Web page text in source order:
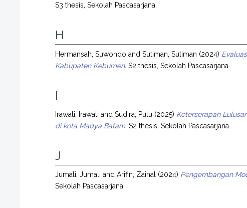
S3 thesis, Sekolah Pascasarjana.
H
Hermansah, Suwondo andSutiman, Sutiman (2024)
Kabupaten Kebumen. S2 thesis, Sekolah Pascasarjana.
I
Irawati, Irawati andSudira, Putu (2025) Keterserapan
di kota Madya Batam. S2 thesis, Sekolah Pascasarjana.
J
Jumali, Jumali andArifin, Zainal (2024) Pengembangan
Sekolah Pascasarjana.